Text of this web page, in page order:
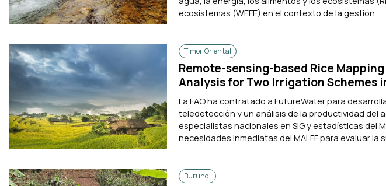
ecosistemas (WEFE) en el contexto de la gestión...
Timor Oriental
Remote-sensing-based Rice
Analysis for Two Irrigation Schemes
La FAO ha contratado a FutureWater para
teledetección y un análisis de la productividad del
especialistas nacionales en SIG y estadísticas del
necesidades inmediatas del MALFF para evaluar la
Burundi